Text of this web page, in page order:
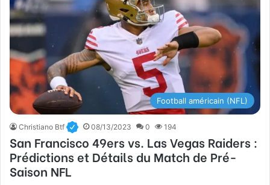
Football américain (NFL)
Christiano Btf 08/13/2023 0 194
San Francisco 49ers vs. Las Vegas Raiders :
Prédictions et Détails du Match de Pré-
Saison NFL